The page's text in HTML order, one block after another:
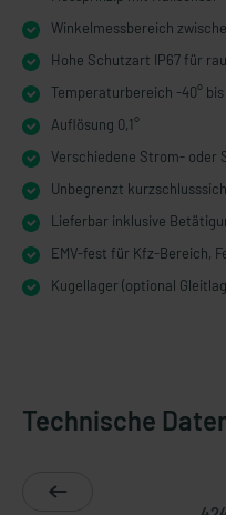
Winkelmessbereich
Hohe Schutzart IP67 für
Temperaturbereich -40° bis
Auflösung 0,1°
Verschiedene Strom- oder
Unbegrenzt
Lieferbar inklusive
EMV-fest für Kfz-Bereich,
Kugellager (optional
Technische